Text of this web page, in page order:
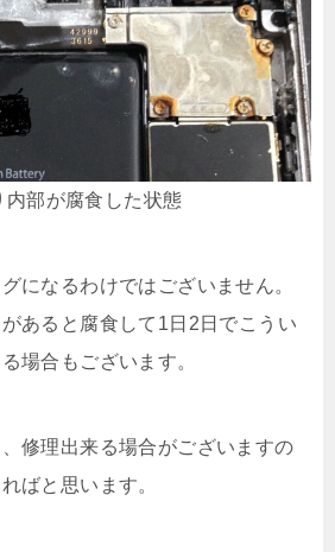
部が腐食した状態
になるわけではございません。
あると腐食して1日2日でこうい
場合もございます。
修理出来る場合がございますの
ばと思います。